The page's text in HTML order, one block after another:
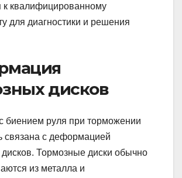
к квалифицированному
для диагностики и решения
дисков
биением руля при торможении
связана с деформацией
Тормозные диски обычно
из металла и